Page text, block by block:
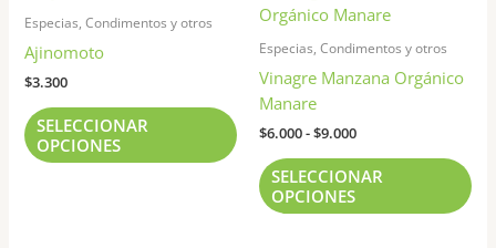
página
producto
Especias, Condimentos y otros
Ajinomoto
$3.300
SELECCIONAR
OPCIONES
producto
tiene
múltiples
variantes.
Las
opciones
pueden
elegir
Especias, Condimentos y otros
Vinagre Manzana Orgánico
Manare
$6.000-$9.000
precios:
desde
$6.000
hasta
SELECCIONAR
OPCIONES